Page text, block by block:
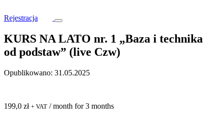
Rejestracja
KURS NA LATO nr. 1 „Baza i technika
od podstaw” (live Czw)
Opublikowano: 31.05.2025
199,0 zł + VAT / month for 3 months